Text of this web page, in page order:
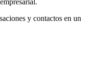
y contactos en un